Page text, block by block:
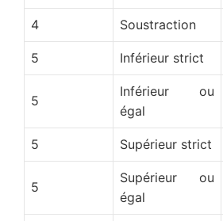
4 Soustraction
5 Inférieur strict
5
Inférieur ou
égal
5 Supérieur strict
5
Supérieur ou
égal